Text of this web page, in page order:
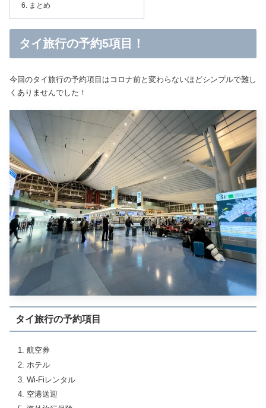
まとめ
タイ旅行の予約5項目！
今回のタイ旅行の予約項目はコロナ前と変わらないほどシンプルで難し
くありませんでした！
タイ旅行の予約項目
航空券
ホテル
Wi-Fiレンタル
空港送迎